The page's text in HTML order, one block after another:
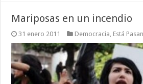
Mariposas en un incendio
31 enero 2011 Democracia Está